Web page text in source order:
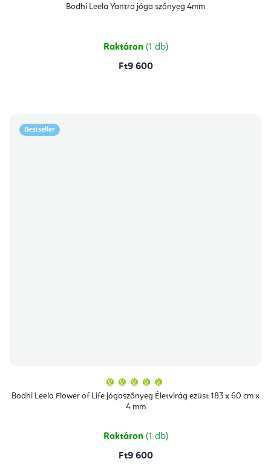
Bodhi Leela Yantra jóga szőnyeg 4mm
átlagos
értékelése
csillag.
Raktáron (1 db)
Ft9 600
Bestseller
Bodhi Leela Flower of Life jógaszőnyeg Életvirág ezüst 183 x 60 cm x
4 mm
átlagos
értékelése
csillag.
Raktáron (1 db)
Ft9 600